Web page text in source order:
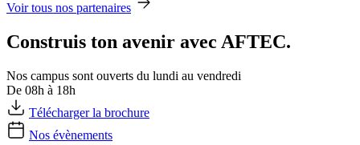
Voir tous nos partenaires
Construis ton avenir avec AFTEC.
Nos campus sont ouverts du lundi au vendredi
De 08h à 18h
Télécharger la brochure
Nos évènements